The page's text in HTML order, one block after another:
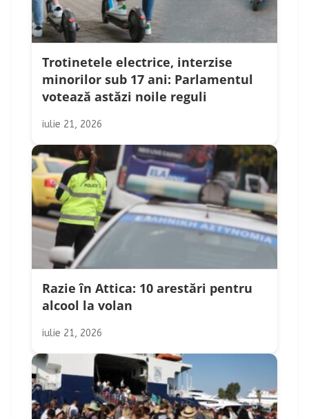
Trotinetele electrice, interzise
minorilor sub 17 ani: Parlamentul
votează astăzi noile reguli
iulie 21, 2026
Razie în Attica: 10 arestări pentru
alcool la volan
iulie 21, 2026